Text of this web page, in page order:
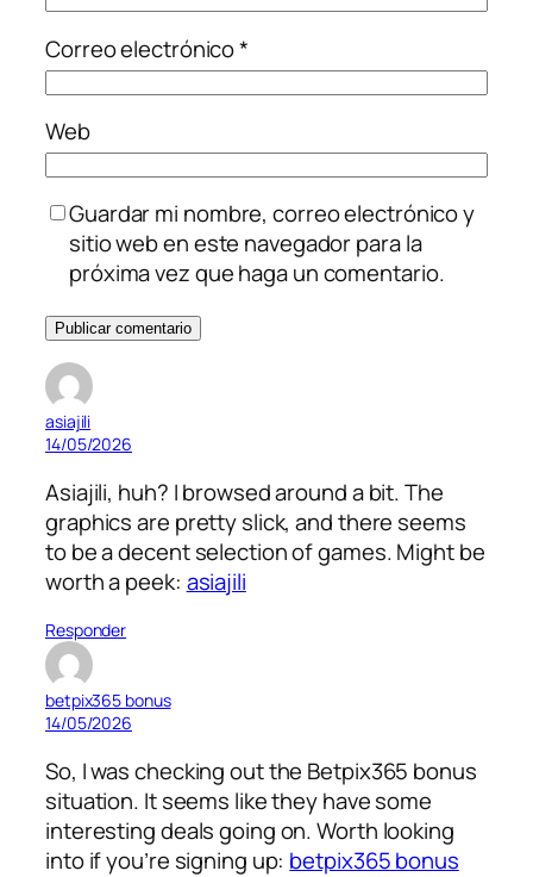
Correo electrónico*
Web
Guardar mi nombre, correo electrónico y
sitio web en este navegador para la
próxima vez que haga un comentario.
asiajili
14/05/2026
Asiajili, huh? I browsed around a bit. The
graphics are pretty slick, and there seems
to be a decent selection of games. Might be
worth a peek: asiajili
Responder
betpix365 bonus
14/05/2026
So, I was checking out the Betpix365 bonus
situation. It seems like they have some
interesting deals going on. Worth looking
into if you’re signing up: betpix365 bonus